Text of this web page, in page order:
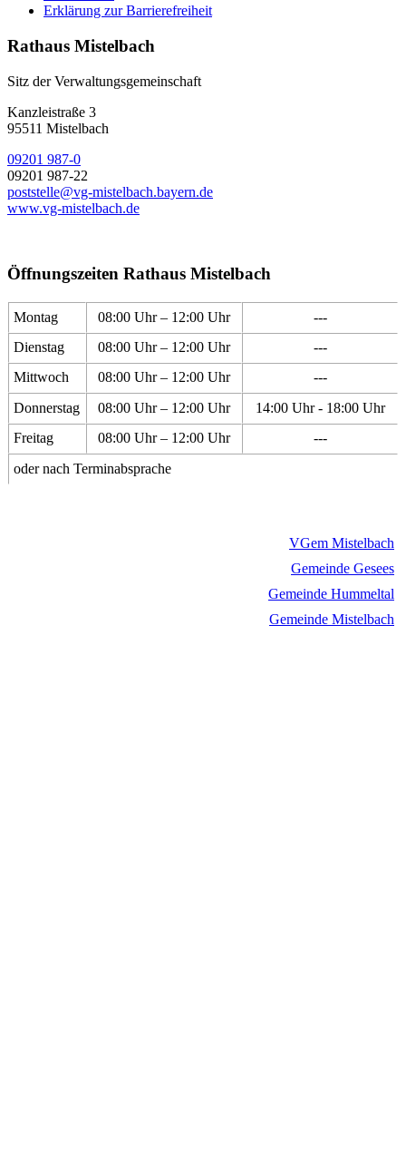
Erklärung zur Barrierefreiheit
Rathaus Mistelbach
Sitz der Verwaltungsgemeinschaft
Kanzleistraße 3
95511 Mistelbach
09201 987-0
09201 987-22
poststelle@vg-mistelbach.bayern.de
www.vg-mistelbach.de
Öffnungszeiten Rathaus Mistelbach
Montag 08:00 Uhr – 12:00 Uhr
---
Dienstag
08:00 Uhr – 12:00 Uhr
---
Mittwoch
08:00 Uhr – 12:00 Uhr
---
Donnerstag
08:00 Uhr – 12:00 Uhr
14:00 Uhr - 18:00 Uhr
Freitag
08:00 Uhr – 12:00 Uhr
---
oder nach Terminabsprache
VGem Mistelbach
Gemeinde Gesees
Gemeinde Hummeltal
Gemeinde Mistelbach